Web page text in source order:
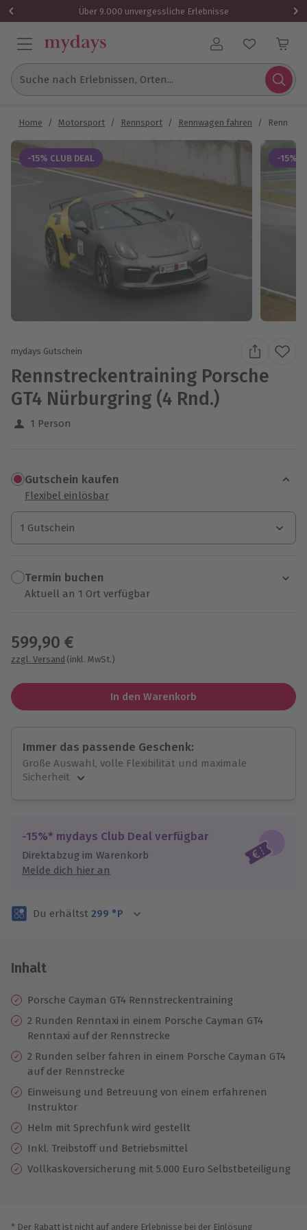
Über 9.000 unvergessliche Erlebnisse
Benutzerkonto
Suche nach Erlebnissen, Orten...
Home / Motorsport / Rennsport / Rennwagen fahren /
-15% CLUB DEAL -15%
mydays Gutschein
Rennstreckentraining Porsche
GT4 Nürburgring (4 Rnd.)
1 Person
Gutschein kaufen
Flexibel einlösbar
1 Gutschein
1 Gutschein
1 Gutschein
Termin buchen
Aktuell an 1 Ort verfügbar
599,90 €
zzgl. Versand (inkl. MwSt.)
In den Warenkorb
Immer das passende Geschenk:
Große Auswahl, volle Flexibilität und maximale
Sicherheit
Jeder Gutschein für alle Erlebnisse einlösbar.
Maximale Sicherheit
3 Jahre gültig & verlängerbar.
-15%* mydays Club Deal verfügbar
Direktabzug im Warenkorb
Melde dich hier an
Du erhältst 299 °P
Inhalt
Porsche Cayman GT4 Rennstreckentraining
2 Runden Renntaxi in einem Porsche Cayman GT4
Renntaxi auf der Rennstrecke
2 Runden selber fahren in einem Porsche Cayman GT4
auf der Rennstrecke
Einweisung und Betreuung von einem erfahrenen
Instruktor
Helm mit Sprechfunk wird gestellt
Inkl. Treibstoff und Betriebsmittel
Vollkaskoversicherung mit 5.000 Euro Selbstbeteiligung
* Der Rabatt ist nicht auf andere Erlebnisse bei der Einlösung